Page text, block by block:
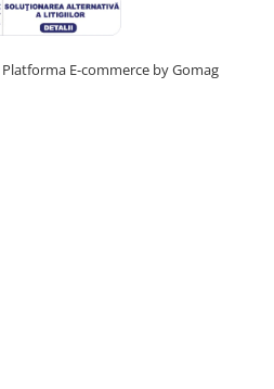
Platforma E-commerce by Gomag